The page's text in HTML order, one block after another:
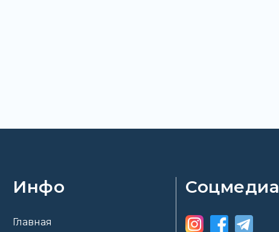
Инфо
Главная
Соцмедиа